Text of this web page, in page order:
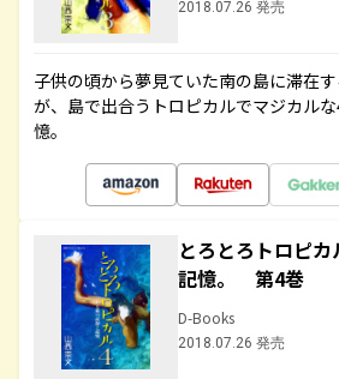
2018.07.26 発売
子供の頃から夢見ていた南の島に滞在
が、島で出合うトロピカルでマジカル
憶。
とろとろトロピ
記憶。 第4巻
D-Books
2018.07.26 発売